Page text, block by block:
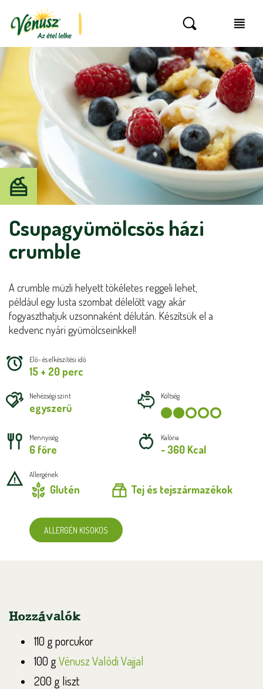
Csupagyümölcsös házi
crumble
A crumble müzli helyett tökéletes reggeli lehet,
például egy lusta szombat délelőtt vagy akár
fogyaszthatjuk uzsonnaként délután. Készítsük el a
kedvenc nyári gyümölcseinkkel!
Elő- és elkészítési idő
15 + 20 perc
Nehézségi szint
egyszerű
Költség
Mennyiség
6 főre
Kalória
~ 360 Kcal
Allergének
Glutén Tej és tejszármazékok
ALLERGÉN KISOKOS
Hozzávalók
110 g porcukor
100 gVénusz Valódi Vajjal
200 g liszt